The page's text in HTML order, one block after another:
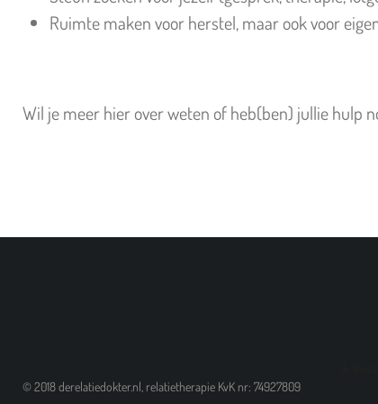
Ruimte maken voor herstel, maar ook voor
Wil je meer hier over weten of heb(ben) jullie hulp
© 2018 derelatiedokter.nl, relatietherapie KvK nr: 74927809